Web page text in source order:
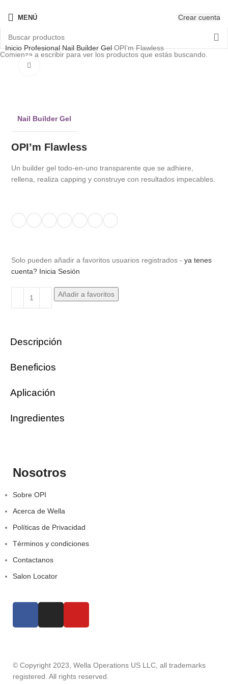
MENÚ Crear cuenta
InicioProfesionalNail Builder GelOPI’m Flawless
Nail Builder Gel
OPI’m Flawless
Un builder gel todo-en-uno transparente que se adhiere,
rellena, realiza capping y construye con resultados impecables.
Solo pueden añadir a favoritos usuarios registrados -ya tenes
cuenta? Inicia Sesión
Añadir a favoritos
Descripción
Beneficios
Aplicación
Ingredientes
Nosotros
Sobre OPI
Acerca de Wella
Políticas de Privacidad
Términos y condiciones
Contactanos
Salon Locator
© Copyright 2023, Wella Operations US LLC, all trademarks
registered. All rights reserved.
Comienza a escribir para ver los productos que estás buscando.